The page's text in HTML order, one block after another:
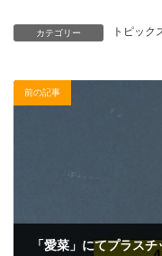
カテゴリー トピック
前の記事
「愛菜」にてプラス